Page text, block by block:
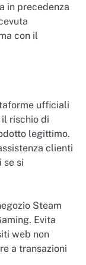
in precedenza
con il
ufficiali
rischio di
legittimo.
clienti
se si
Steam
Evita
web non
a transazioni